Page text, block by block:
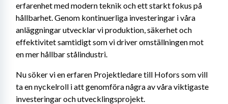
erfarenhet med modern teknik och ett starkt fokus på
hållbarhet. Genom kontinuerliga investeringar i våra
anläggningar utvecklar vi produktion, säkerhet och
effektivitet samtidigt som vi driver omställningen mot
en mer hållbar stålindustri.
Nu söker vi en erfaren Projektledare till Hofors som vill
ta en nyckelroll i att genomföra några av våra viktigaste
investeringar och utvecklingsprojekt.